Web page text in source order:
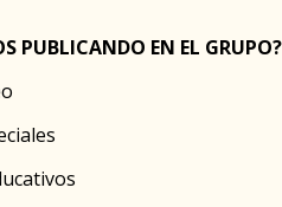
PUBLICANDO EN EL GRUPO?